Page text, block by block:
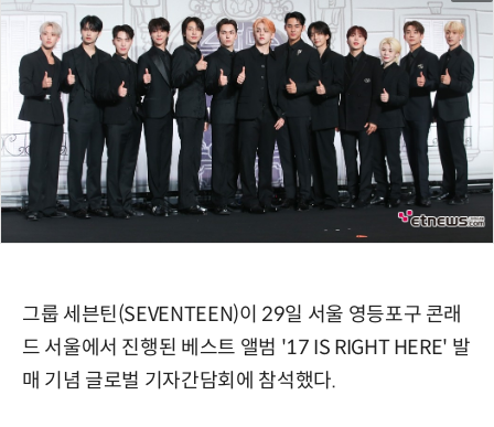
그룹 세븐틴(SEVENTEEN)이 29일 서울 영등포구 콘래
드 서울에서 진행된 베스트 앨범 '17 IS RIGHT HERE' 발
매 기념 글로벌 기자간담회에 참석했다.